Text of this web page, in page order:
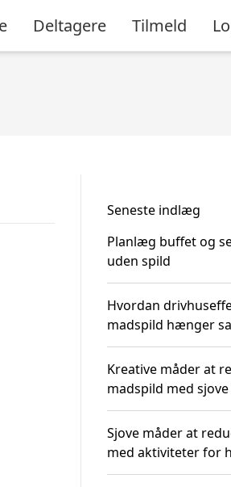
Deltagere Tilmeld
Seneste indlæg
Planlæg buffet og
uden spild
Hvordan
madspild hænger
Kreative måder at
madspild med
Sjove måder at
med aktiviteter for